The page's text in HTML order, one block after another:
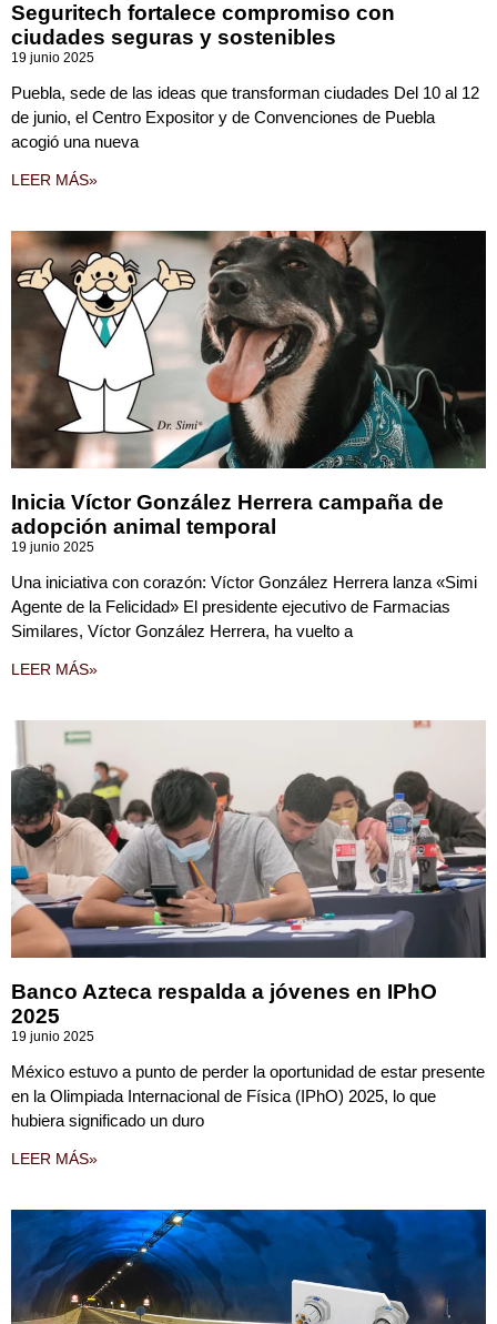
Seguritech fortalece compromiso con
ciudades seguras y sostenibles
19 junio 2025
Puebla, sede de las ideas que transforman ciudades Del 10 al 12
de junio, el Centro Expositor y de Convenciones de Puebla
acogió una nueva
LEER MÁS»
Inicia Víctor González Herrera campaña de
adopción animal temporal
19 junio 2025
Una iniciativa con corazón: Víctor González Herrera lanza «Simi
Agente de la Felicidad» El presidente ejecutivo de Farmacias
Similares, Víctor González Herrera, ha vuelto a
LEER MÁS»
Banco Azteca respalda a jóvenes en IPhO
2025
19 junio 2025
México estuvo a punto de perder la oportunidad de estar presente
en la Olimpiada Internacional de Física (IPhO) 2025, lo que
hubiera significado un duro
LEER MÁS»